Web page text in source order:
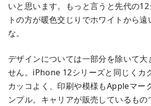
いと思います。もっと言うと先代の
トの方が暖色交じりでホワイトから
な。
デザインについては一部分を除いて大
せん。iPhone 12シリーズと同じくカ
カッコよく、印刷や模様もAppleマー
ンプル。キャリアが販売しているもの